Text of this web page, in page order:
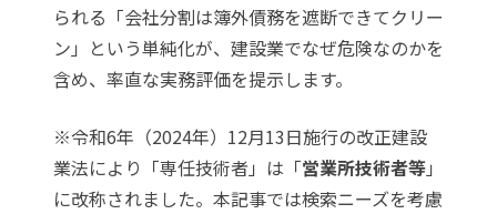
られる「会社分割は簿外債務を遮断できてクリー
ン」という単純化が、建設業でなぜ危険なのかを
含め、率直な実務評価を提示します。
※令和6年（2024年）12月13日施行の改正建設
業法により「専任技術者」は「営業所技術者等」
に改称されました。本記事では検索ニーズを考慮